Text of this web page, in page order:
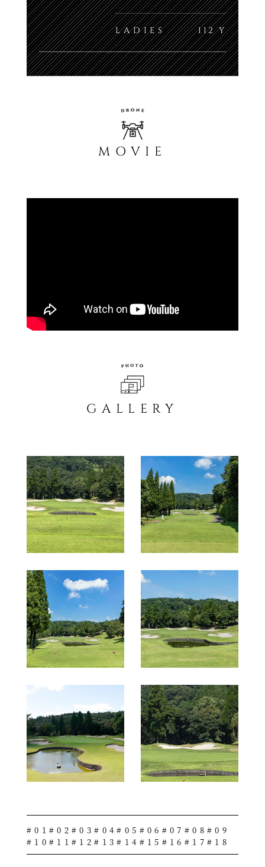
LADIES 112 Y
MOVIE
GALLERY
#01 #02#03#04#05 #06 #07 #08 #09
#10 #11#12#13#14 #15 #16 #17 #18